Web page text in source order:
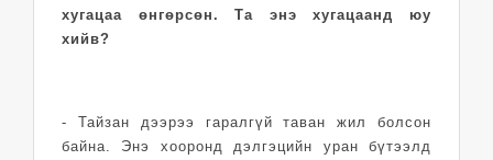
хугацаа өнгөрсөн. Та энэ хугацаанд юу
хийв?
- Тайзан дээрээ гаралгүй таван жил болсон
байна. Энэ хооронд дэлгэцийн уран бүтээлд